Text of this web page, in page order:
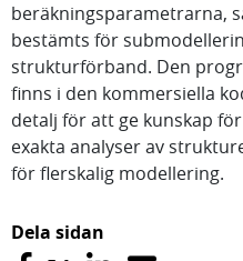
beräkningsparametrarna,
bestämts för
strukturförband. Den
finns i den kommersiella
detalj för att ge kunskap
exakta analyser av
för flerskalig modellering.
Dela sidan